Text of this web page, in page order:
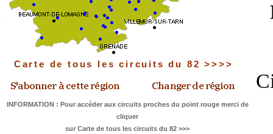
Carte de tous les circuits du 82 >>>>
INFORMATION : Pour accéder aux circuits proches du point rouge merci de
cliquer
sur Carte de tous les circuits du 82 >>>